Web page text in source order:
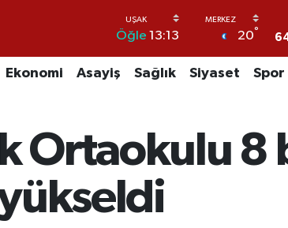
Öğle 13:13 20°
Ekonomi Asayiş Sağlık Siyaset Spor
Ortaokulu 8